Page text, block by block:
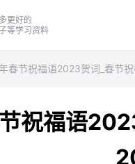
更好的
等学习资料
春节祝福语2023贺词_春节
祝福语